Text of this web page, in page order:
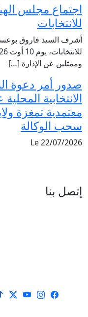
المستقلة
الهيئة العليا
للانتخابات، يوم 10 أوت 2026، وبحضور أعضاء مجلس
المسجلين
سندس فم
توزر للتصويت على